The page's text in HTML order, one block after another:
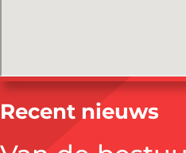
Recent nieuws